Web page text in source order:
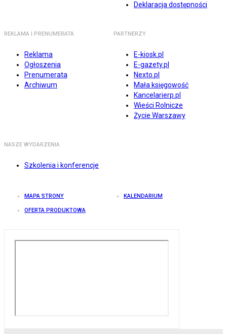
Deklaracja dostępności
REKLAMA I PRENUMERATA
Reklama
Ogłoszenia
Prenumerata
Archiwum
PARTNERZY
E-kiosk.pl
E-gazety.pl
Nexto.pl
Mała księgowość
Kancelarierp.pl
Wieści Rolnicze
Życie Warszawy
NASZE WYDARZENIA
Szkolenia i konferencje
MAPA STRONY KALENDARIUM
OFERTA PRODUKTOWA